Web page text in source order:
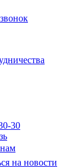
30
на новости